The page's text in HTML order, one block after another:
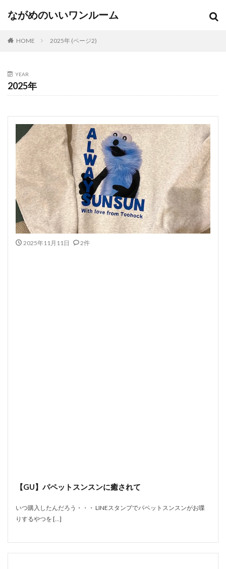
ながめのいいワンルーム
HOME 2025年 (ページ2)
YEAR
2025年
2025年11月11日 2件
【GU】パペットスンスンに癒されて
いつ購入したんだろう・・・ LINEスタンプでパペットスンスンがお喋
りするやつを […]